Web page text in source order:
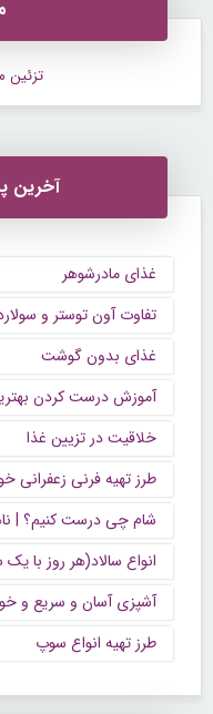
تزئین
آخرین
غذای مادرشوهر
تفاوت آون توستر و
غذای بدون گوشت
آموزش درست کردن
خلاقیت در تزیین غذا
طرز تهیه فرنی
شام چی درست کنیم؟ |
انواع سالاد(هر روز با یک
آشپزی آسان و سریع و
طرز تهیه انواع سوپ